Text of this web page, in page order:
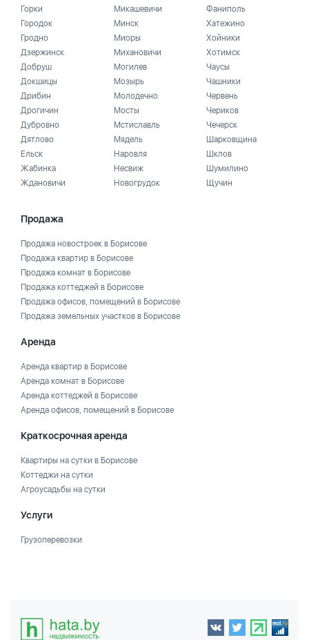
Горки
Городок
Гродно
Дзержинск
Добруш
Докшицы
Дрибин
Дрогичин
Дубровно
Дятлово
Ельск
Жабинка
Ждановичи
Микашевичи
Минск
Миоры
Михановичи
Могилев
Мозырь
Молодечно
Мосты
Мстиславль
Мядель
Наровля
Несвиж
Новогрудок
Фаниполь
Хатежино
Хойники
Хотимск
Чаусы
Чашники
Червень
Чериков
Чечерск
Шарковщина
Шклов
Шумилино
Щучин
Продажа
Продажа новостроек в Борисове
Продажа квартир в Борисове
Продажа комнат в Борисове
Продажа коттеджей в Борисове
Продажа офисов, помещений в Борисове
Продажа земельных участков в Борисове
Аренда
Аренда квартир в Борисове
Аренда комнат в Борисове
Аренда коттеджей в Борисове
Аренда офисов, помещений в Борисове
Краткосрочная аренда
Квартиры на сутки в Борисове
Коттеджи на сутки
Агроусадьбы на сутки
Услуги
Грузоперевозки